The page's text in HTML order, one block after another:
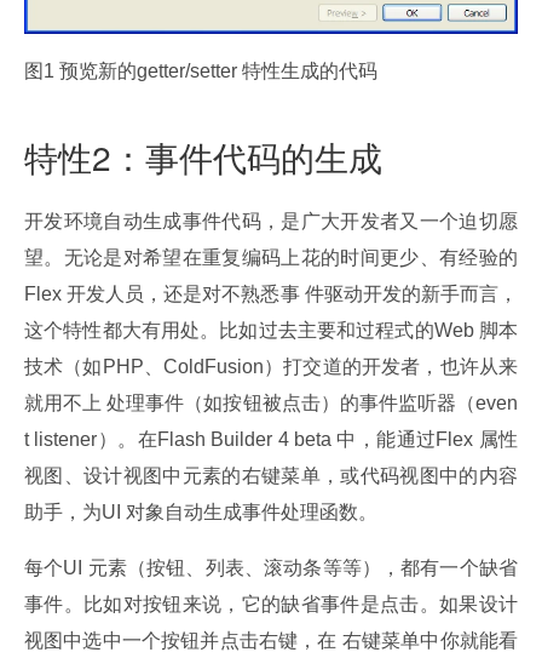
图1 预览新的getter/setter 特性生成的代码
特性2：事件代码的生成
开发环境自动生成事件代码，是广大开发者又一个迫切愿
望。无论是对希望在重复编码上花的时间更少、有经验的
Flex 开发人员，还是对不熟悉事 件驱动开发的新手而言，
这个特性都大有用处。比如过去主要和过程式的Web 脚本
技术（如PHP、ColdFusion）打交道的开发者，也许从来
就用不上 处理事件（如按钮被点击）的事件监听器（even
t listener）。在Flash Builder 4 beta 中，能通过Flex 属性
视图、设计视图中元素的右键菜单，或代码视图中的内容
助手，为UI 对象自动生成事件处理函数。
每个UI 元素（按钮、列表、滚动条等等），都有一个缺省
事件。比如对按钮来说，它的缺省事件是点击。如果设计
视图中选中一个按钮并点击右键，在 右键菜单中你就能看